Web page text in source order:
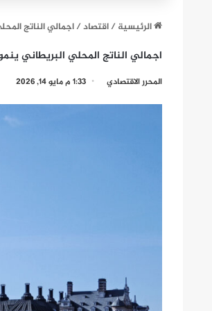
الرئيسية/اقتصاد/اجمالي الناتج المحلي البريطاني
اجمالي الناتج المحلي البريطاني ينمو بنسبة 0.6 بالمئة في
المحرر الاقتصادي 1:33 م مايو 14, 2026